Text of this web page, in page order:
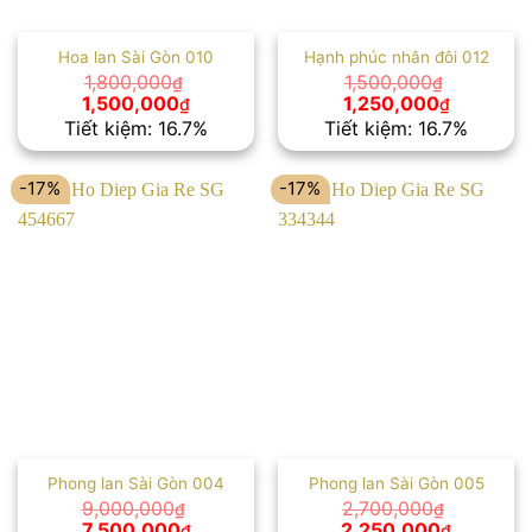
Hoa lan Sài Gòn 010
1,800,000₫
Giá
gốc
là:
1,800,000₫.
1,500,000₫Giá
hiện
tại
là:
1,500,000₫.
Tiết kiệm: 16.7%
Hạnh phúc nhân đôi 012
1,500,000₫
Giá
gốc
là:
1,500,000₫.
1,250,000₫Giá
hiện
tại
là:
Tiết kiệm: 16.7%
-17%
Phong lan Sài Gòn 004
9,000,000₫
-17%
Phong lan Sài Gòn 005
2,700,000₫